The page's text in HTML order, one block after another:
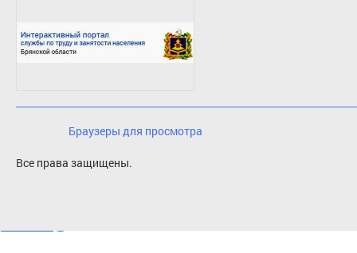
Браузеры для просмотра
Все права защищены.